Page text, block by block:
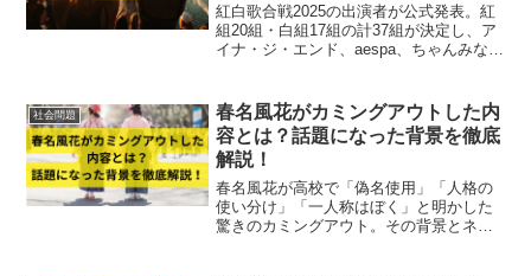
紅白歌合戦2025の出演者が公式発表。紅
組20組・白組17組の計37組が決定し、ア
イナ・ジ・エンド、aespa、ちゃんみな、
報を最速でわかりやすく解説します。
社会問題
春名風花がカミングアウトした内
容とは？話題になった背景を徹底
解説！
春名風花が高校で「偽名使用」「人格の
使い分け」「一人称はぼく」と明かした
驚きのカミングアウト。その背景とネッ